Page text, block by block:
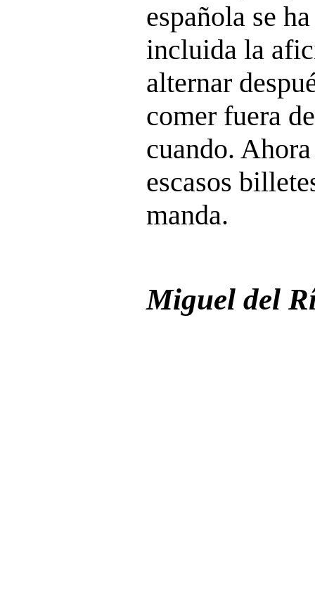
española se
incluida la
alternar
comer fuera
cuando.
escasos
manda.
Miguel del